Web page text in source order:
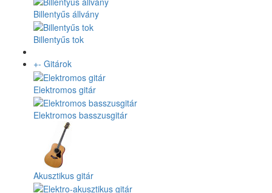
Billentyűs állvány
Billentyűs tok
+- Gitárok
Elektromos gitár
Elektromos basszusgitár
Akusztikus gitár